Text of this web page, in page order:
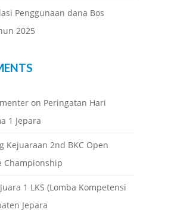
Penggunaan dana Bos
2025
on Peringatan Hari
1 Jepara
Kejuaraan 2nd BKC Open
Championship
Juara 1 LKS (Lomba Kompetensi
Jepara